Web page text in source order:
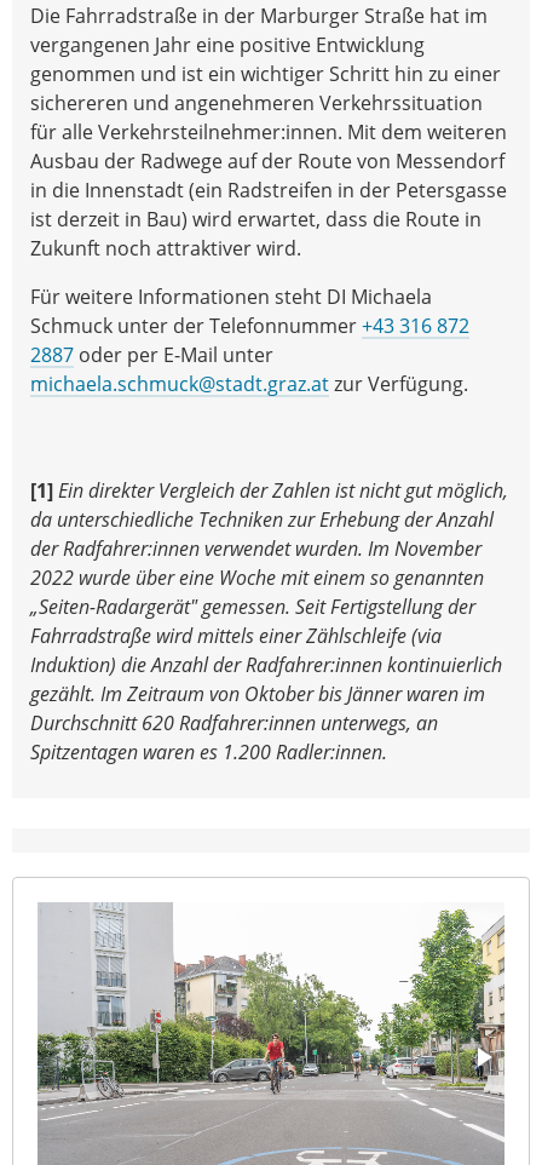
Die Fahrradstraße in der Marburger Straße hat im
vergangenen Jahr eine positive Entwicklung
genommen und ist ein wichtiger Schritt hin zu einer
sichereren und angenehmeren Verkehrssituation
für alle Verkehrsteilnehmer:innen. Mit dem weiteren
Ausbau der Radwege auf der Route von Messendorf
in die Innenstadt (ein Radstreifen in der Petersgasse
ist derzeit in Bau) wird erwartet, dass die Route in
Zukunft noch attraktiver wird.
Für weitere Informationen steht DI Michaela
Schmuck unter der Telefonnummer+43 316 872
2887 oder per E-Mail unter
michaela.schmuck@stadt.graz.atzur Verfügung.
[1]Ein direkter Vergleich der Zahlen ist nicht gut möglich,
da unterschiedliche Techniken zur Erhebung der Anzahl
der Radfahrer:innen verwendet wurden. Im November
2022 wurde über eine Woche mit einem so genannten
„Seiten-Radargerät" gemessen. Seit Fertigstellung der
Fahrradstraße wird mittels einer Zählschleife (via
Induktion) die Anzahl der Radfahrer:innen kontinuierlich
gezählt. Im Zeitraum von Oktober bis Jänner waren im
Durchschnitt 620 Radfahrer:innen unterwegs, an
Spitzentagen waren es 1.200 Radler:innen.